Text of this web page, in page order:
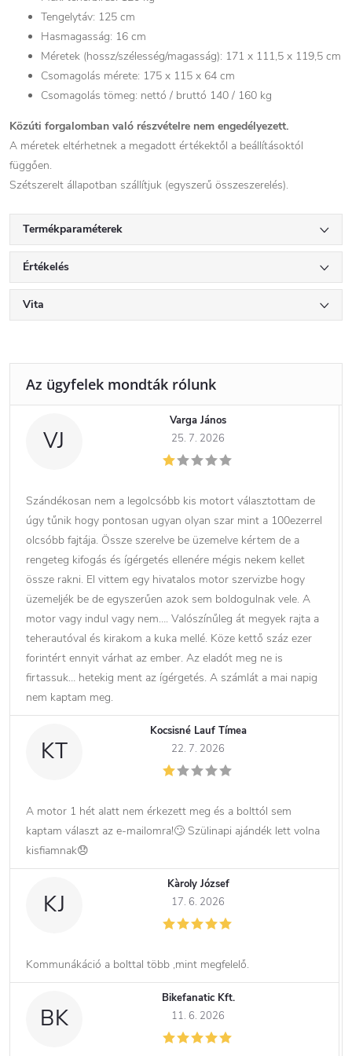
Tengelytáv: 125 cm
Hasmagasság: 16 cm
Méretek (hossz/szélesség/magasság): 171 x 111,5 x 119,5 cm
Csomagolás mérete: 175 x 115 x 64 cm
Csomagolás tömeg: nettó / bruttó 140 / 160 kg
Közúti forgalomban való részvételre nem engedélyezett.
A méretek eltérhetnek a megadott értékektől a beállításoktól
függően.
Szétszerelt állapotban szállítjuk (egyszerű összeszerelés).
Termékparaméterek
Értékelés
Vita
VJ
Varga János
25. 7. 2026
Szándékosan nem a legolcsóbb kis motort választottam de
úgy tűnik hogy pontosan ugyan olyan szar mint a 100ezerrel
olcsóbb fajtája. Össze szerelve be üzemelve kértem de a
rengeteg kifogás és ígérgetés ellenére mégis nekem kellet
össze rakni. El vittem egy hivatalos motor szervizbe hogy
üzemeljék be de egyszerűen azok sem boldogulnak vele. A
motor vagy indul vagy nem…. Valószínűleg át megyek rajta a
teherautóval és kirakom a kuka mellé. Köze kettő száz ezer
forintért ennyit várhat az ember. Az eladót meg ne is
firtassuk… hetekig ment az ígérgetés. A számlát a mai napig
nem kaptam meg.
KT
Kocsisné Lauf Tímea
22. 7. 2026
A motor 1 hét alatt nem érkezett meg és a bolttól sem
kaptam választ az e-mailomra!🙄 Szülinapi ajándék lett volna
kisfiamnak😞
KJ
Kàroly József
17. 6. 2026
Kommunákáció a bolttal több ,mint megfelelő.
BK
Bikefanatic Kft.
11. 6. 2026